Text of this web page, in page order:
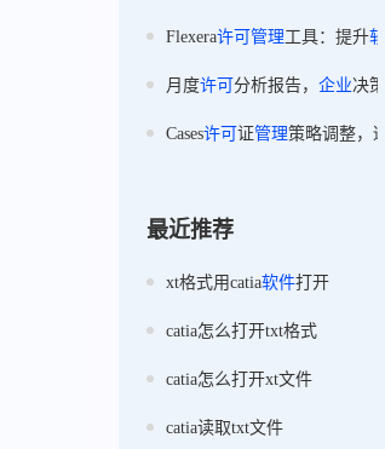
Flexera许可 管理工具：提升
月度许可 分析报告， 企业决
Cases许可 证管理策略调整，
最近推荐
xt格式用catia软件打开
catia怎么打开txt格式
catia怎么打开xt文件
catia读取txt文件